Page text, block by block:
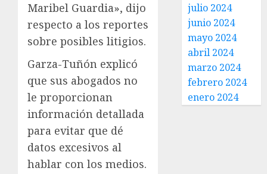
Maribel Guardia», dijo
respecto a los reportes
sobre posibles litigios.
Garza-Tuñón explicó
que sus abogados no
le proporcionan
información detallada
para evitar que dé
datos excesivos al
hablar con los medios.
julio 2024
junio 2024
mayo 2024
abril 2024
marzo 2024
febrero 2024
enero 2024